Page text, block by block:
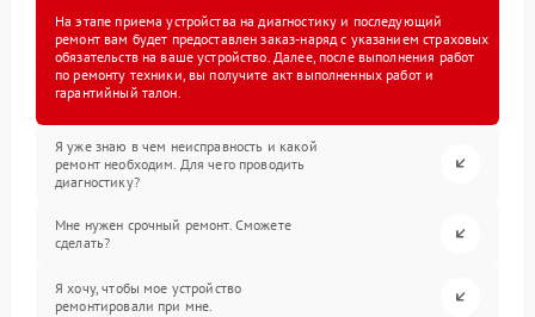
На этапе приема устройства на диагностику и последующий
ремонт вам будет предоставлен заказ-наряд с указанием страховых
обязательств на ваше устройство. Далее, после выполнения работ
по ремонту техники, вы получите акт выполненных работ и
гарантийный талон.
Я уже знаю в чем неисправность и какой
ремонт необходим. Для чего проводить
диагностику?
Мне нужен срочный ремонт. Сможете
сделать?
Я хочу, чтобы мое устройство
ремонтировали при мне.